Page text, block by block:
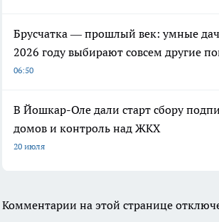
Брусчатка — прошлый век: умные
2026 году выбирают совсем другие
06:50
В Йошкар-Оле дали старт сбору
домов и контроль над ЖКХ
20 июля
Комментарии на этой странице